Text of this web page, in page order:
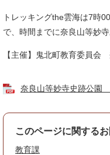
トレッキングthe雲海は7時
で、時間までに奈良山等妙
【主催】鬼北町教育委員
奈良山等妙寺史跡公園
このページに関する
教育課